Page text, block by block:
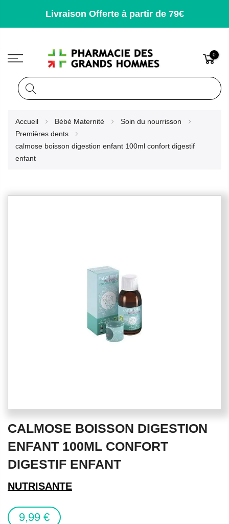
Livraison Offerte à partir de 79€
0
Accueil Bébé Maternité
Soin du nourrisson
Premières dents
calmose boisson digestion enfant 100ml confort digestif
enfant
to
beginning
of
images
CALMOSE BOISSON DIGESTION
ENFANT 100ML CONFORT
DIGESTIF ENFANT
NUTRISANTE
9,99 €